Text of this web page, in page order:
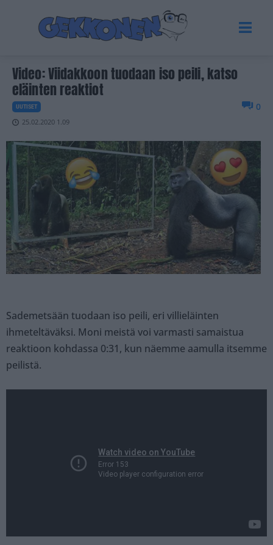
Video: Viidakkoon tuodaan iso peili, katso
eläinten reaktiot
UUTISET
25.02.2020 1.09
0
Sademetsään tuodaan iso peili, eri villieläinten
ihmeteltäväksi. Moni meistä voi varmasti samaistua
reaktioon kohdassa 0:31, kun näemme aamulla itsemme
peilistä.